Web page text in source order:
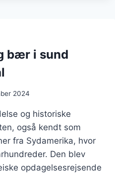
bær i sund
2024
og historiske
også kendt som
fra Sydamerika, hvor
Den blev
opdagelsesrejsende